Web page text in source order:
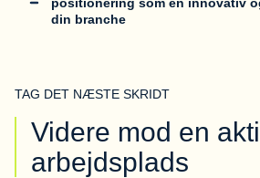
din branche
TAG DET NÆSTE SKRIDT
Videre mod en
arbejdsplads